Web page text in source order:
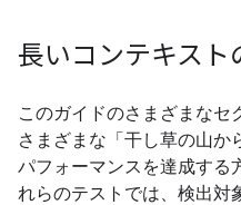
長いコンテキスト
このガイドのさまざまなセ
さまざまな「干し草の山か
パフォーマンスを達成する
れらのテストでは、検出対